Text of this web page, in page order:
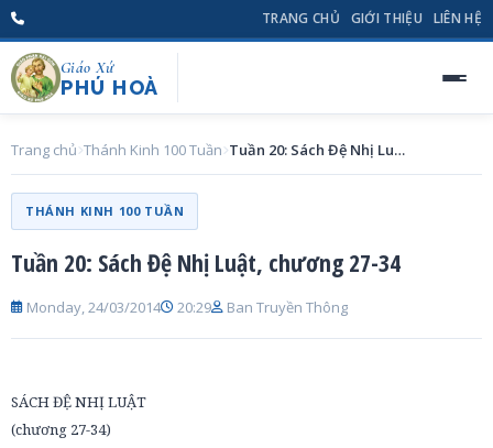
TRANG CHỦ GIỚI THIỆU LIÊN HỆ
Giáo Xứ
PHÚ HOÀ
Trang chủ Thánh Kinh 100 Tuần Tuần 20: Sách Đệ Nhị Luật, chương 27-34
THÁNH KINH 100 TUẦN
Tuần 20: Sách Đệ Nhị Luật, chương 27-34
Monday, 24/03/2014 20:29 Ban Truyền Thông
SÁCH ĐỆ NHỊ LUẬT
(chương 27-34)